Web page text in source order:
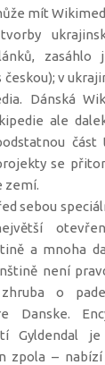
mít
v
Dánská
ale
se
zemí.
sebou
a mnoha
není
zhruba o
Danske.
Gyldendal
zpola –